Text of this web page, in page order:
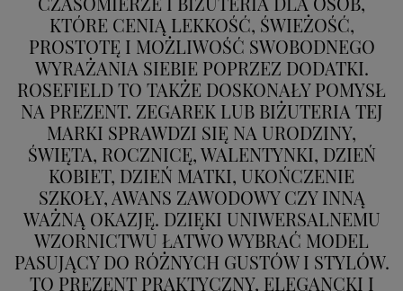
KTÓRE CENIĄ LEKKOŚĆ, ŚWIEŻOŚĆ,
PROSTOTĘ I MOŻLIWOŚĆ SWOBODNEGO
WYRAŻANIA SIEBIE POPRZEZ DODATKI.
ROSEFIELD TO TAKŻE DOSKONAŁY POMYSŁ
NA PREZENT. ZEGAREK LUB BIŻUTERIA TEJ
MARKI SPRAWDZI SIĘ NA URODZINY,
ŚWIĘTA, ROCZNICĘ, WALENTYNKI, DZIEŃ
KOBIET, DZIEŃ MATKI, UKOŃCZENIE
SZKOŁY, AWANS ZAWODOWY CZY INNĄ
WAŻNĄ OKAZJĘ. DZIĘKI UNIWERSALNEMU
WZORNICTWU ŁATWO WYBRAĆ MODEL
PASUJĄCY DO RÓŻNYCH GUSTÓW I STYLÓW.
TO PREZENT PRAKTYCZNY, ELEGANCKI I